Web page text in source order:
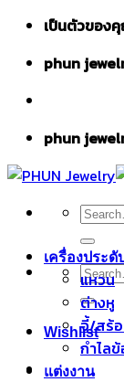
Skip
content
เป็นตัวของ
phun
phun
for:
for:
Wishlist
เครื่องประดั
แหวน
ต่างหู
จี้/สร้
กำไล
แต่งงาน